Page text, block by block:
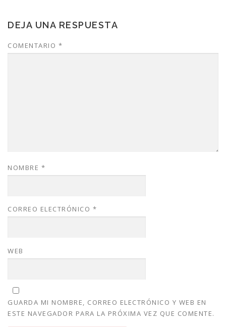
DEJA UNA RESPUESTA
COMENTARIO *
NOMBRE *
CORREO ELECTRÓNICO *
WEB
GUARDA MI NOMBRE, CORREO ELECTRÓNICO Y WEB EN
ESTE NAVEGADOR PARA LA PRÓXIMA VEZ QUE COMENTE.